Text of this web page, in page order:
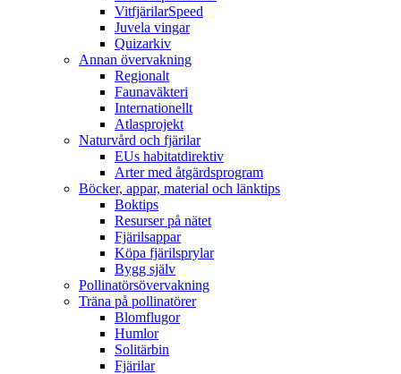
VitfjärilarSpeed
Juvela vingar
Quizarkiv
Annan övervakning
Regionalt
Faunaväkteri
Internationellt
Atlasprojekt
Naturvård och fjärilar
EUs habitatdirektiv
Arter med åtgärdsprogram
Böcker, appar, material och länktips
Boktips
Resurser på nätet
Fjärilsappar
Köpa fjärilsprylar
Bygg själv
Pollinatörsövervakning
Träna på pollinatörer
Blomflugor
Humlor
Solitärbin
Fjärilar